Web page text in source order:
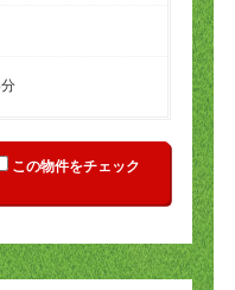
この物件をチェック